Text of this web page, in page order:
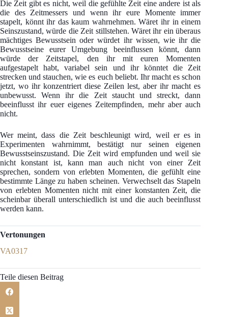
Die Zeit gibt es nicht, weil die gefühlte Zeit eine andere ist als
die des Zeitmessers und wenn ihr eure Momente immer
stapelt, könnt ihr das kaum wahrnehmen. Wäret ihr in einem
Seinszustand, würde die Zeit stillstehen. Wäret ihr ein überaus
mächtiges Bewusstsein oder würdet ihr wissen, wie ihr die
Bewusstseine eurer Umgebung beeinflussen könnt, dann
würde der Zeitstapel, den ihr mit euren Momenten
aufgestapelt habt, variabel sein und ihr könntet die Zeit
strecken und stauchen, wie es euch beliebt. Ihr macht es schon
jetzt, wo ihr konzentriert diese Zeilen lest, aber ihr macht es
unbewusst. Wenn ihr die Zeit staucht und streckt, dann
beeinflusst ihr euer eigenes Zeitempfinden, mehr aber auch
nicht.
Wer meint, dass die Zeit beschleunigt wird, weil er es in
Experimenten wahrnimmt, bestätigt nur seinen eigenen
Bewusstseinszustand. Die Zeit wird empfunden und weil sie
nicht konstant ist, kann man auch nicht von einer Zeit
sprechen, sondern von erlebten Momenten, die gefühlt eine
bestimmte Länge zu haben scheinen. Verwechselt das Stapeln
von erlebten Momenten nicht mit einer konstanten Zeit, die
scheinbar überall unterschiedlich ist und die auch beeinflusst
werden kann.
Vertonungen
VA0317
Teile diesen Beitrag